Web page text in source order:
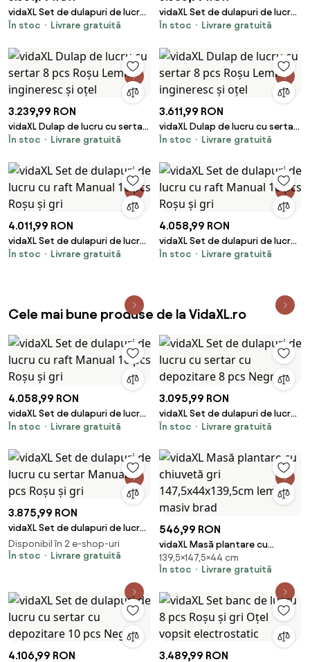
vidaXL Set de dulapuri de lucru
cu sertar cu depozitare 8 pcs
În stoc Livrare gratuită
vidaXL Set de dulapuri de lucru
cu sertar cu depozitare 8 pcs
În stoc Livrare gratuită
3.239,99 RON
vidaXL Dulap de lucru cu sertar
8 pcs Roșu Lemn ingineresc și
În stoc Livrare gratuită
3.611,99 RON
vidaXL Dulap de lucru cu sertar
8 pcs Roșu Lemn ingineresc și
În stoc Livrare gratuită
4.011,99 RON
vidaXL Set de dulapuri de lucru
cu raft Manual 10 pcs Roșu și gri
În stoc Livrare gratuită
4.058,99 RON
vidaXL Set de dulapuri de lucru
cu raft Manual 10 pcs Roșu și gri
În stoc Livrare gratuită
Cele mai bune produse de la VidaXL.ro
4.058,99 RON
vidaXL Set de dulapuri de lucru
cu raft Manual 10 pcs Roșu și gri
În stoc Livrare gratuită
3.095,99 RON
vidaXL Set de dulapuri de lucru
cu sertar cu depozitare 8 pcs
În stoc Livrare gratuită
3.875,99 RON
vidaXL Set de dulapuri de lucru
cu sertar Manual 5 pcs Roșu și
gri
Disponibil în 2 e-shop-uri
În stoc
Livrare gratuită
546,99 RON
vidaXL Masă plantare cu
chiuvetă gri 147,5x44x139,5cm
lemn masiv brad
139,5×147,5×44 cm
În stoc
Livrare gratuită
4.106,99 RON 3.489,99 RON